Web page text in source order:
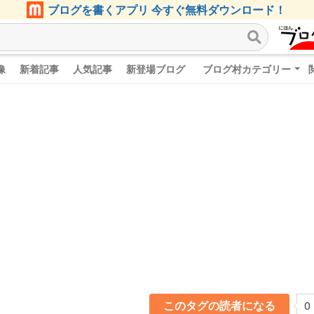
ブログを書くアプリ 今すぐ無料ダウンロード！
新着記事 人気記事 新登場ブログ ブログ村カテゴリー
このタグの読者になる 0